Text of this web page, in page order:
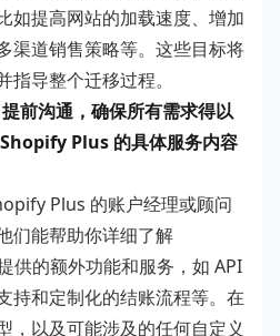
如提高网站的加载速度、增加
渠道销售策略等。这些目标将
导整个迁移过程。
前沟通，确保所有需求得以
Plus 的具体服务内容
Plus 的账户经理或顾问
们能帮助你详细了解
供的额外功能和服务，如 API
持和定制化的结账流程等。在
，以及可能涉及的任何自定义